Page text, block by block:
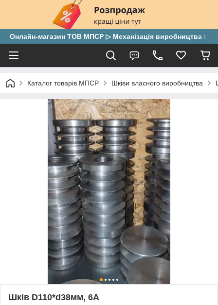
Онлайн-магазин ТОВ МПСР ▷ Механізація виробництва і
Каталог товарів МПСР Шківи власного виробництва
Шків D110*d38мм, 6А